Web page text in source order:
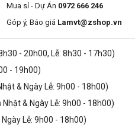
sau đó tự do chỉnh sửa khung
Mua sỉ - Dự Án 0972 666 246
Góp ý, Báo giá Lamvt@zshop.vn
- 20h00, Lễ: 8h30 - 17h30)
- 19h00)
& Ngày Lễ: 9h00 - 18h00)
Nhật & Ngày Lễ: 9h00 - 18h00)
Lễ: 9h00 - 18h00)